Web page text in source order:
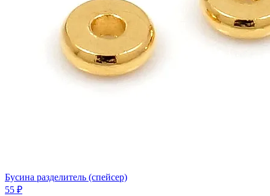
Бусина разделитель (спейсер)
55 ₽